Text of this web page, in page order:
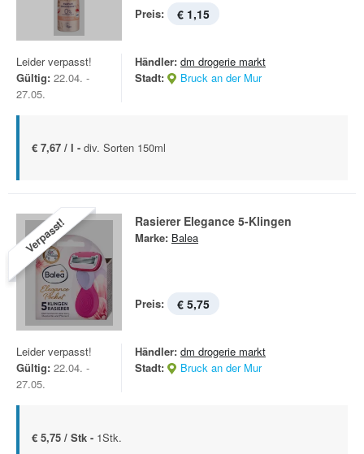
Preis: € 1,15
Leider verpasst!
Gültig: 22.04. -
27.05.
Händler: dm drogerie markt
Stadt:
Bruck an der Mur
€ 7,67 / l - div. Sorten 150ml
Verpasst! Rasierer Elegance 5-Klingen
Marke: Balea
Preis: € 5,75
Leider verpasst!
Gültig: 22.04. -
27.05.
Händler: dm drogerie markt
Stadt:
Bruck an der Mur
€ 5,75 / Stk - 1Stk.